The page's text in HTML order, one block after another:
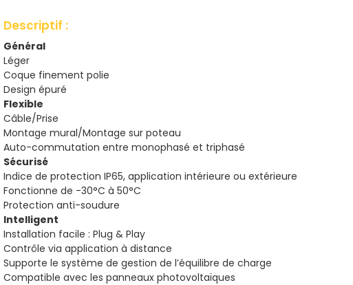
Descriptif :
Général
Léger
Coque finement polie
Design épuré
Flexible
Câble/Prise
Montage mural/Montage sur poteau
Auto-commutation entre monophasé et triphasé
Sécurisé
Indice de protection IP65, application intérieure ou extérieure
Fonctionne de -30°C à 50°C
Protection anti-soudure
Intelligent
Installation facile : Plug & Play
Contrôle via application à distance
Supporte le système de gestion de l’équilibre de charge
Compatible avec les panneaux photovoltaïques